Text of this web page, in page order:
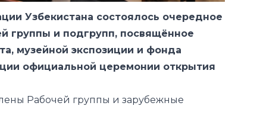
Узбекистана состоялось очередное
группы и подгрупп, посвящённое
музейной экспозиции и фонда
официальной церемонии открытия
Рабочей группы и зарубежные